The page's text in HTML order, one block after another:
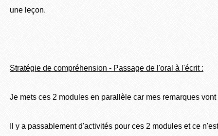
une leçon.
Stratégie de compréhension - Passage de l'oral à l'écrit :
Je mets ces 2 modules en parallèle car mes remarques
Il y a passablement d'activités pour ces 2 modules et ce